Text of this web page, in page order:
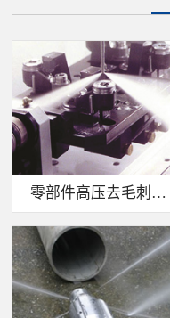
零部件高压去毛刺清洗